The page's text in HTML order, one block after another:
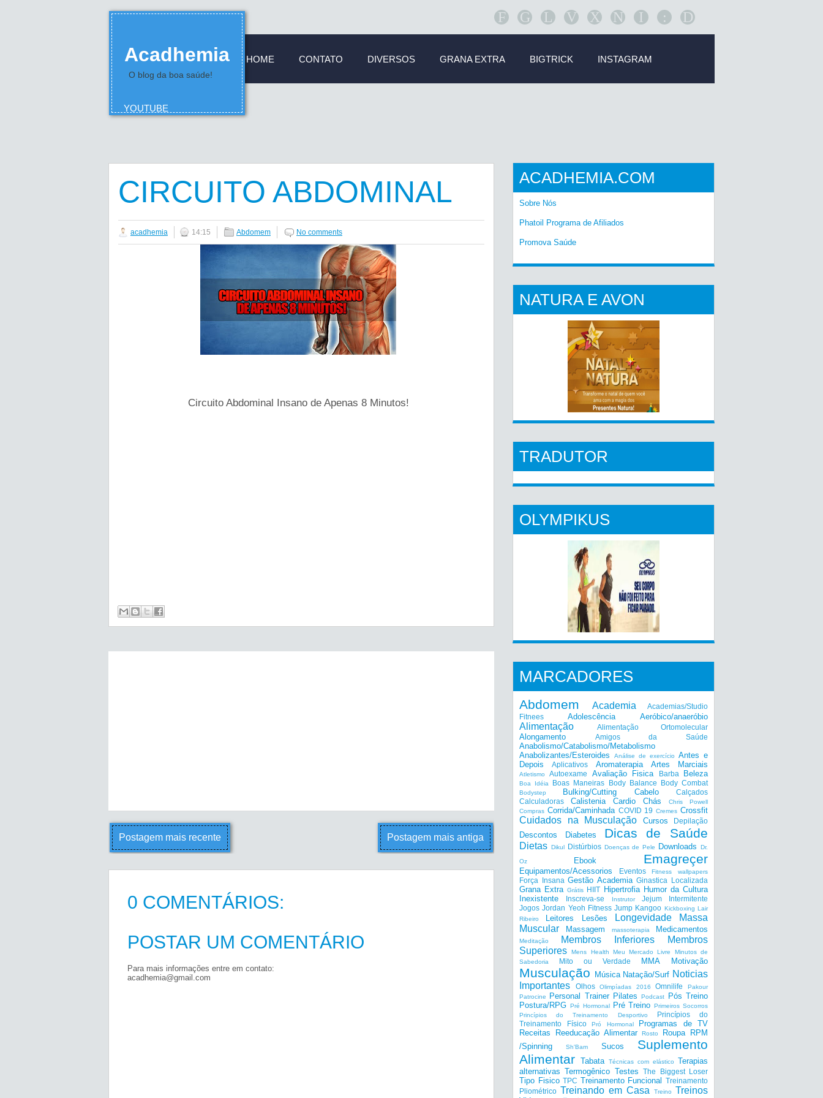
F G L V X N I : D
Acadhemia
O blog da boa saúde!
HOME CONTATO DIVERSOS GRANA EXTRA BIGTRICK INSTAGRAM
YOUTUBE
CIRCUITO ABDOMINAL
acadhemia 14:15 Abdomem No comments
Circuito Abdominal Insano de Apenas 8 Minutos!
Postagem mais recente Postagem mais antiga
0 COMENTÁRIOS:
POSTAR UM COMENTÁRIO
Para mais informações entre em contato:
acadhemia@gmail.com
ACADHEMIA.COM
Sobre Nós
Phatoil Programa de Afiliados
Promova Saúde
NATURA E AVON
TRADUTOR
OLYMPIKUS
MARCADORES
Abdomem Academia
Academias/Studio
Fitnees
Adolescência Aeróbico/anaeróbio
Alimentação Alimentação Ortomolecular
Alongamento Amigos da Saúde
Anabolismo/Catabolismo/Metabolismo
Anabolizantes/Esteroides
Análise de exercício
Antes e
Depois
Aplicativos Aromaterapia Artes Marciais
Atletismo Autoexame Avaliação Fisica Barba Beleza
Boa Idéia Boas Maneiras Body Balance Body Combat
Bodystep Bulking/Cutting Cabelo
Calçados
Calculadoras
Calistenia Cardio Chás
Chris Powell
Compras Corrida/Caminhada COVID 19 Cremes Crossfit
Cuidados na Musculação Cursos Depilação
Descontos Diabetes Dicas de Saúde
Dietas Dikul Distúrbios Doenças de Pele Downloads Dr.
Oz Ebook Emagreçer
Equipamentos/Acessorios Eventos Fitness wallpapers
Força Insana Gestão Academia Ginastica Localizada
Grana Extra Grátis HIIT Hipertrofia Humor da Cultura
Inexistente
Inscreva-se Instrutor
Jejum Intermitente
Jogos Jordan Yeoh Fitness Jump Kangoo Kickboxing Lair
Ribeiro
Leitores Lesões Longevidade
Massa
Muscular
Massagem massoterapia Medicamentos
Meditação Membros Inferiores
Membros
Superiores
Mens Health Meu Mercado Livre
Minutos de
Sabedoria
Mito ou Verdade MMA Motivação
Musculação Música Natação/Surf Noticias
Importantes
Olhos Olimpíadas 2016 Omnilife
Pakour
Patrocine
Personal Trainer Pilates Podcast
Pós Treino
Postura/RPG Pré Hormonal Pré Treino Primeiros Socorros
Princípios do Treinamento Desportivo
Princípios do
Treinamento Físico
Pró Hormonal
Programas de TV
Receitas
Reeducação Alimentar Rosto Roupa
RPM
/Spinning
Sh'Bam Sucos
Suplemento
Alimentar Tabata Técnicas com elástico
Terapias
alternativas Termogênico Testes The Biggest Loser
Tipo Fisico TPC Treinamento Funcional
Treinamento
Pliométrico Treinando em Casa Treino Treinos